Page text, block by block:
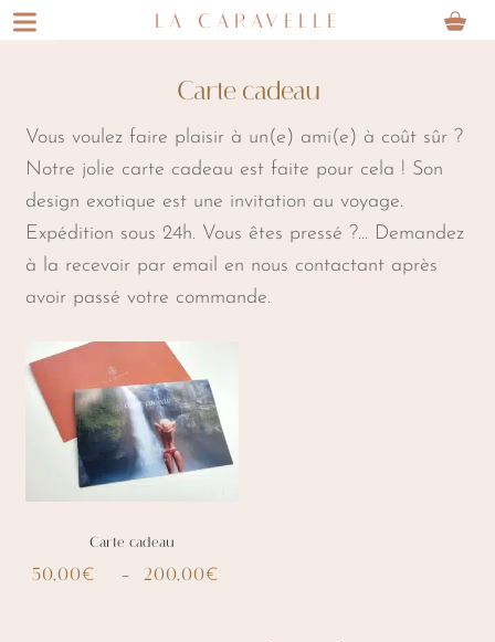
Aller
Aller
LA CARAVELLE
Carte cadeau
Vous voulez faire plaisir à un(e) ami(e) à coût sûr ?
Notre jolie carte cadeau est faite pour cela ! Son
design exotique est une invitation au voyage.
Expédition sous 24h. Vous êtes pressé ?… Demandez
à la recevoir par email en nous contactant après
avoir passé votre commande.
Carte cadeau
50,00€ – 200,00€